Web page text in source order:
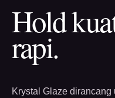
Hold
rapi.
Krystal Glaze